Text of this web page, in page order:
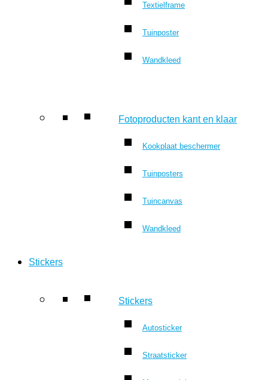
Textielframe
Tuinposter
Wandkleed
Fotoproducten kant en klaar
Kookplaat beschermer
Tuinposters
Tuincanvas
Wandkleed
Stickers
Stickers
Autosticker
Straatsticker